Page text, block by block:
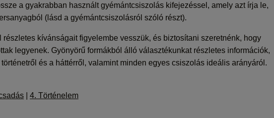
a gyakrabban használt gyémántcsiszolás kifejezéssel, amely azt írja le,
(lásd a gyémántcsiszolásról szóló részt).
kívánságait figyelembe vesszük, és biztosítani szeretnénk, hogy
legyenek. Gyönyörű formákból álló választékunkat részletes információk,
és a háttérről, valamint minden egyes csiszolás ideális arányáról.
4. Történelem